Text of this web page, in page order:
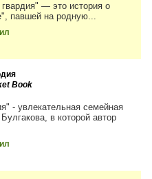
— это история о
павшей на родную...
Book
- увлекательная семейная
в которой автор